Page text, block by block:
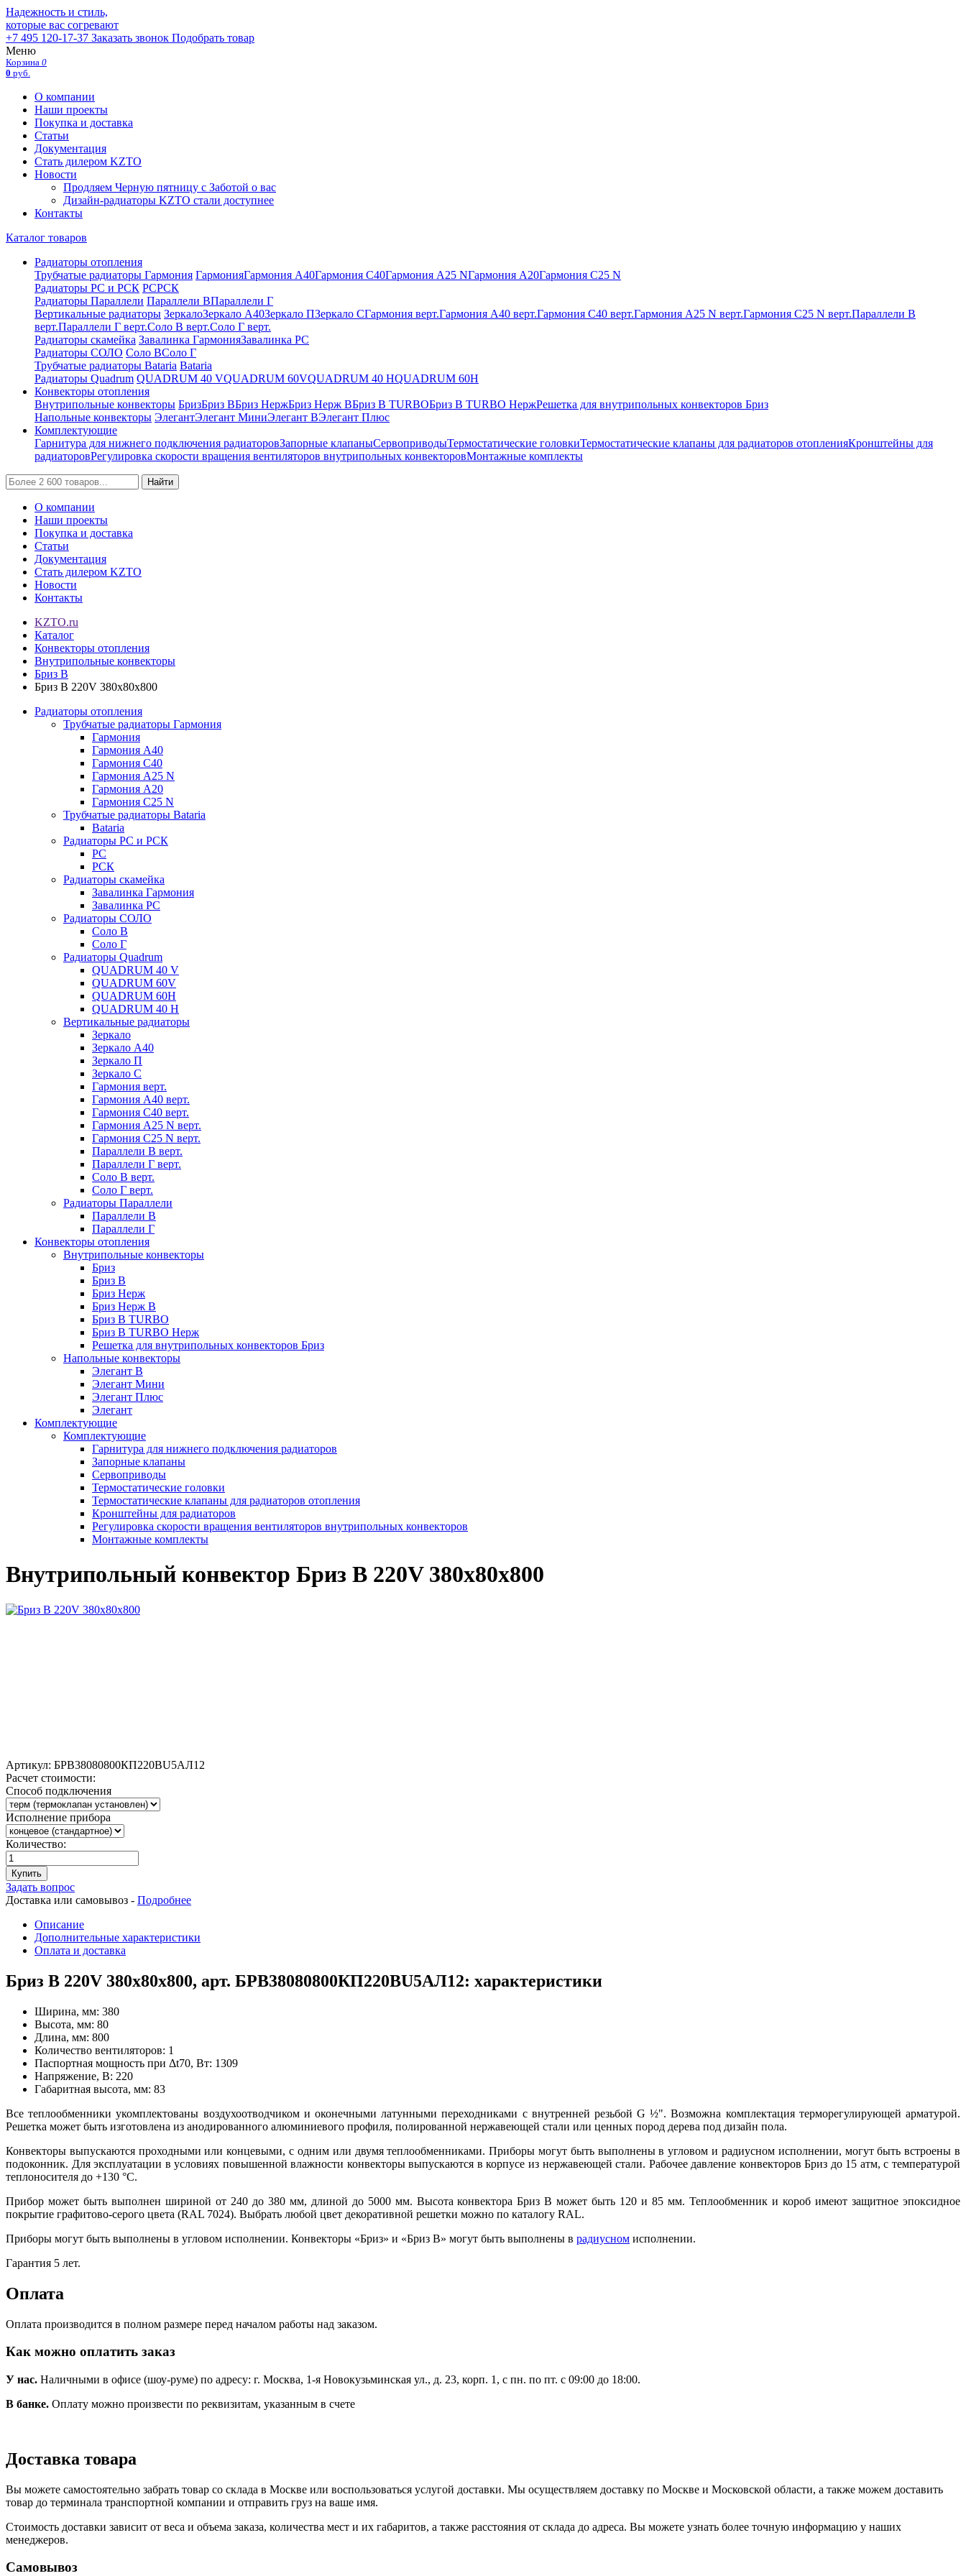
Надежность и стиль,
которые вас согревают
+7 495 120-17-37 Заказать звонок Подобрать товар
Меню
Корзина 0
0 руб.
О компании
Наши проекты
Покупка и доставка
Статьи
Документация
Стать дилером KZTO
Новости
Продляем Черную пятницу с Заботой о вас
Дизайн-радиаторы KZTO стали доступнее
Контакты
Каталог товаров
Радиаторы отопления
Трубчатые радиаторы Гармония ГармонияГармония А40Гармония С40Гармония А25 NГармония А20Гармония С25 N
Радиаторы РС и РСК РСРСК
Радиаторы Параллели Параллели ВПараллели Г
Вертикальные радиаторы ЗеркалоЗеркало А40Зеркало ПЗеркало СГармония верт.Гармония А40 верт.Гармония С40 верт.Гармония А25 N верт.Гармония С25 N верт.Параллели В
верт.Параллели Г верт.Соло В верт.Соло Г верт.
Радиаторы скамейка Завалинка ГармонияЗавалинка РС
Радиаторы СОЛО Соло ВСоло Г
Трубчатые радиаторы Bataria Bataria
Радиаторы Quadrum QUADRUM 40 VQUADRUM 60VQUADRUM 40 HQUADRUM 60H
Конвекторы отопления
Внутрипольные конвекторы БризБриз ВБриз НержБриз Нерж ВБриз В TURBOБриз В TURBO НержРешетка для внутрипольных конвекторов Бриз
Напольные конвекторы ЭлегантЭлегант МиниЭлегант ВЭлегант Плюс
Комплектующие
Гарнитура для нижнего подключения радиаторовЗапорные клапаныСервоприводыТермостатические головкиТермостатические клапаны для радиаторов отопленияКронштейны для
радиаторовРегулировка скорости вращения вентиляторов внутрипольных конвекторовМонтажные комплекты
Найти
О компании
Наши проекты
Покупка и доставка
Статьи
Документация
Стать дилером KZTO
Новости
Контакты
KZTO.ru
Каталог
Конвекторы отопления
Внутрипольные конвекторы
Бриз В
Бриз В 220V 380x80x800
Радиаторы отопления
Трубчатые радиаторы Гармония
Гармония
Гармония А40
Гармония С40
Гармония А25 N
Гармония А20
Гармония С25 N
Трубчатые радиаторы Bataria
Bataria
Радиаторы РС и РСК
РС
РСК
Радиаторы скамейка
Завалинка Гармония
Завалинка РС
Радиаторы СОЛО
Соло В
Соло Г
Радиаторы Quadrum
QUADRUM 40 V
QUADRUM 60V
QUADRUM 60H
QUADRUM 40 H
Вертикальные радиаторы
Зеркало
Зеркало А40
Зеркало П
Зеркало С
Гармония верт.
Гармония А40 верт.
Гармония С40 верт.
Гармония А25 N верт.
Гармония С25 N верт.
Параллели В верт.
Параллели Г верт.
Соло В верт.
Соло Г верт.
Радиаторы Параллели
Параллели В
Параллели Г
Конвекторы отопления
Внутрипольные конвекторы
Бриз
Бриз В
Бриз Нерж
Бриз Нерж В
Бриз В TURBO
Бриз В TURBO Нерж
Решетка для внутрипольных конвекторов Бриз
Напольные конвекторы
Элегант В
Элегант Мини
Элегант Плюс
Элегант
Комплектующие
Комплектующие
Гарнитура для нижнего подключения радиаторов
Запорные клапаны
Сервоприводы
Термостатические головки
Термостатические клапаны для радиаторов отопления
Кронштейны для радиаторов
Регулировка скорости вращения вентиляторов внутрипольных конвекторов
Монтажные комплекты
Внутрипольный конвектор Бриз В 220V 380x80x800
Артикул: БРВ38080800КП220ВU5АЛ12
Расчет стоимости:
Способ подключения
Исполнение прибора
Количество:
Купить
Задать вопрос
Доставка или самовывоз - Подробнее
Описание
Дополнительные характеристики
Оплата и доставка
Бриз В 220V 380x80x800, арт. БРВ38080800КП220ВU5АЛ12: характеристики
Ширина, мм: 380
Высота, мм: 80
Длина, мм: 800
Количество вентиляторов: 1
Паспортная мощность при Δt70, Вт: 1309
Напряжение, В: 220
Габаритная высота, мм: 83
Все теплообменники укомплектованы воздухоотводчиком и оконечными латунными переходниками с внутренней резьбой G ½". Возможна комплектация терморегулирующей арматурой.
Решетка может быть изготовлена из анодированного алюминиевого профиля, полированной нержавеющей стали или ценных пород дерева под дизайн пола.
Конвекторы выпускаются проходными или концевыми, с одним или двумя теплообменниками. Приборы могут быть выполнены в угловом и радиусном исполнении, могут быть встроены в
подоконник. Для эксплуатации в условиях повышенной влажности конвекторы выпускаются в корпусе из нержавеющей стали. Рабочее давление конвекторов Бриз до 15 атм, с температурой
теплоносителя до +130 °С.
Прибор может быть выполнен шириной от 240 до 380 мм, длиной до 5000 мм. Высота конвектора Бриз В может быть 120 и 85 мм. Теплообменник и короб имеют защитное эпоксидное
покрытие графитово-серого цвета (RAL 7024). Выбрать любой цвет декоративной решетки можно по каталогу RAL.
Приборы могут быть выполнены в угловом исполнении. Конвекторы «Бриз» и «Бриз В» могут быть выполнены в радиусном исполнении.
Гарантия 5 лет.
Оплата
Оплата производится в полном размере перед началом работы над заказом.
Как можно оплатить заказ
У нас. Наличными в офисе (шоу-руме) по адресу: г. Москва, 1-я Новокузьминская ул., д. 23, корп. 1, с пн. по пт. с 09:00 до 18:00.
В банке. Оплату можно произвести по реквизитам, указанным в счете
Доставка товара
Вы можете самостоятельно забрать товар со склада в Москве или воспользоваться услугой доставки. Мы осуществляем доставку по Москве и Московской области, а также можем доставить
товар до терминала транспортной компании и отправить груз на ваше имя.
Стоимость доставки зависит от веса и объема заказа, количества мест и их габаритов, а также расстояния от склада до адреса. Вы можете узнать более точную информацию у наших
менеджеров.
Самовывоз